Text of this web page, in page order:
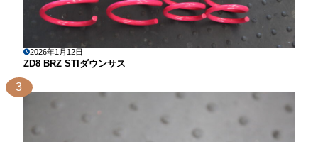
2026年1月12日
ZD8 BRZ STIダウンサス
3